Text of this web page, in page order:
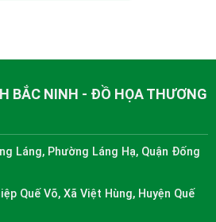
BẮC NINH - ĐỒ HỌA THƯƠNG
Láng, Phường Láng Hạ, Quận Đống
Quế Võ, Xã Việt Hùng, Huyện Quế